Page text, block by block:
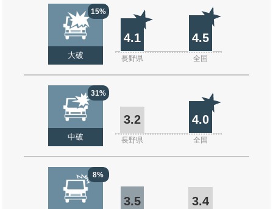
15%
大破
4.1 4.5
長野県 全国
31%
中破
3.2 4.0
長野県 全国
8%
3.5 3.4